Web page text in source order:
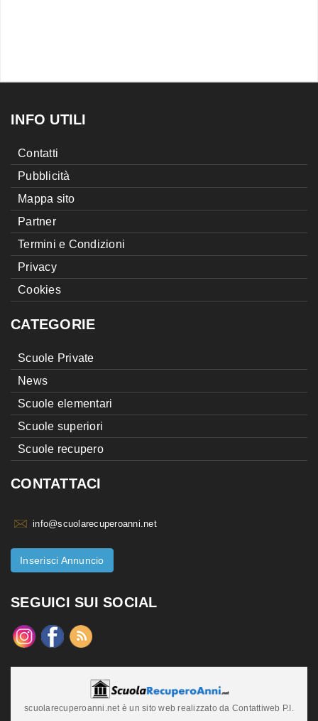
INFO UTILI
Contatti
Pubblicità
Mappa sito
Partner
Termini e Condizioni
Privacy
Cookies
CATEGORIE
Scuole Private
News
Scuole elementari
Scuole superiori
Scuole recupero
CONTATTACI
info@scuolarecuperoanni.net
Inserisci Annuncio
SEGUICI SUI SOCIAL
scuolarecuperoanni.net è un sito web realizzato da Contattiweb P.I.